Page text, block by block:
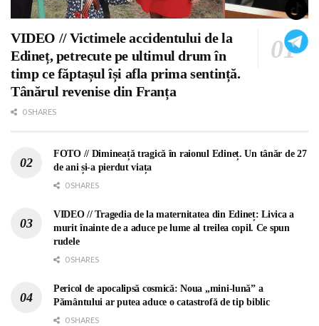
VIDEO // Victimele accidentului de la
Edineț, petrecute pe ultimul drum în
timp ce făptașul își afla prima sentință.
Tânărul revenise din Franța
0 SHARES
FOTO // Dimineață tragică în raionul Edineț. Un tânăr de 27
de ani și-a pierdut viața
0 SHARES
VIDEO // Tragedia de la maternitatea din Edineț: Livica a
murit înainte de a aduce pe lume al treilea copil. Ce spun
rudele
0 SHARES
Pericol de apocalipsă cosmică: Noua „mini-lună” a
Pământului ar putea aduce o catastrofă de tip biblic
0 SHARES